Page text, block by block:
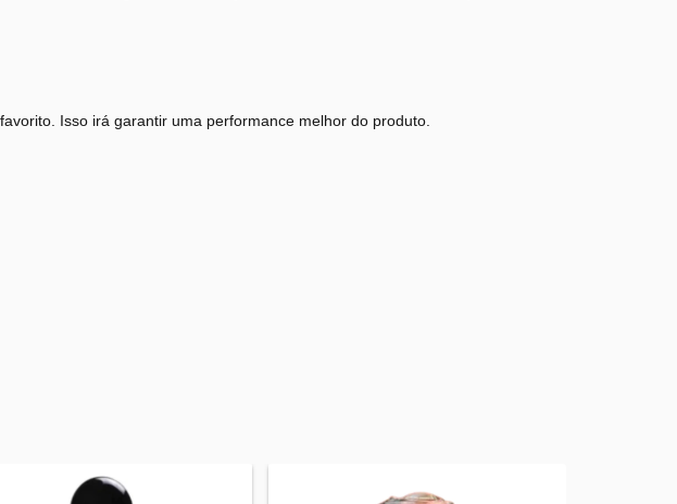
Isso irá garantir uma performance melhor do produto.